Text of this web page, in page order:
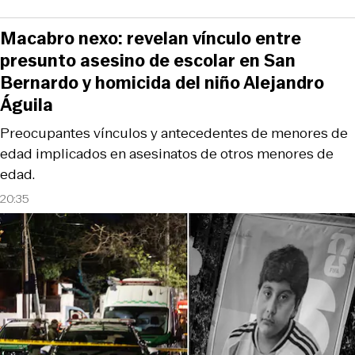
20:35
Preocupantes vínculos y antecedentes de menores de
edad implicados en asesinatos de otros menores de
edad.
Macabro nexo: revelan vínculo entre
presunto asesino de escolar en San
Bernardo y homicida del niño Alejandro
Águila